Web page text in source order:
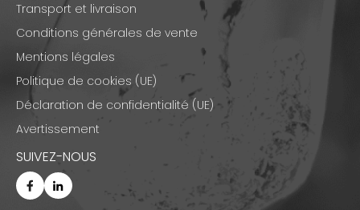
Transport et livraison
Conditions générales de vente
Mentions légales
Politique de cookies (UE)
Déclaration de confidentialité (UE)
Avertissement
SUIVEZ-NOUS